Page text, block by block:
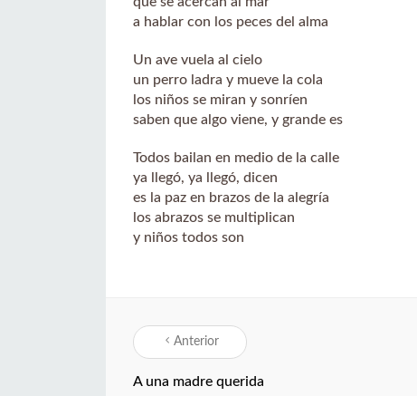
a hablar con los peces del alma
Un ave vuela al cielo
un perro ladra y mueve la cola
los niños se miran y sonríen
saben que algo viene, y grande es
Todos bailan en medio de la calle
ya llegó, ya llegó, dicen
es la paz en brazos de la alegría
los abrazos se multiplican
y niños todos son
Anterior
A una madre querida